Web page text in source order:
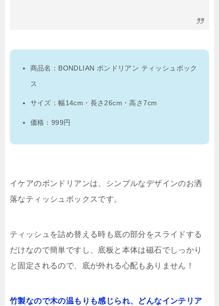
商品名：BONDLIAN ボンドリアン ティッシュボック
ス
サイズ：幅14cm・長さ26cm・高さ7cm
価格：999円
イケアのボンドリアンは、シンプルなデザインのお洒
落なティッシュボックスです。
ティッシュを詰め替える時も底の部分をスライドする
だけなので簡単ですし、底板と本体は磁石でしっかり
と固定されるので、底が外れる心配もありません！
竹製なので木の温もりも感じられ、どんなインテリア